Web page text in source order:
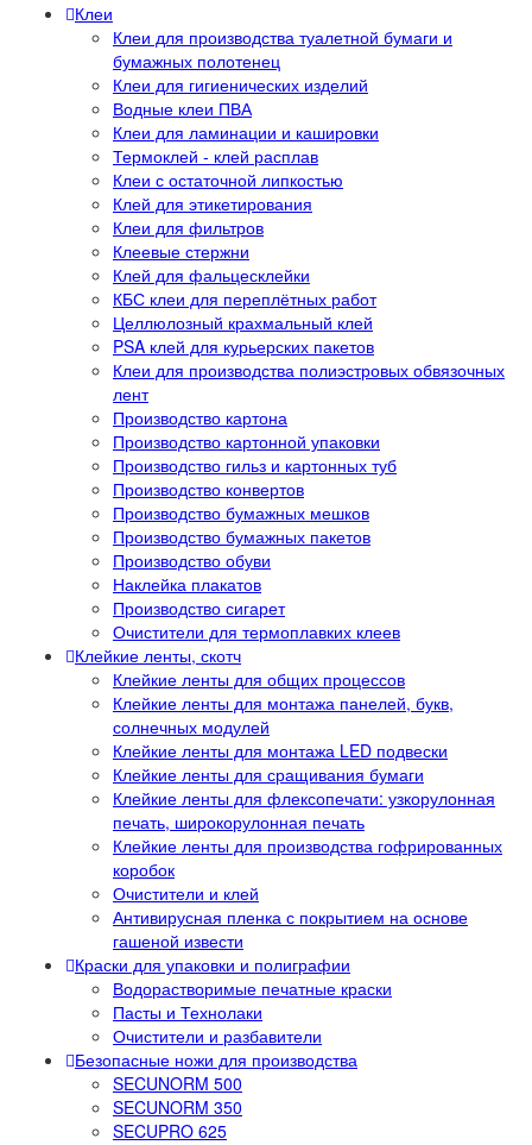
Клеи
Клеи для производства туалетной бумаги и
бумажных полотенец
Клеи для гигиенических изделий
Водные клеи ПВА
Клеи для ламинации и кашировки
Термоклей - клей расплав
Клеи с остаточной липкостью
Клей для этикетирования
Клеи для фильтров
Клеевые стержни
Клей для фальцесклейки
КБС клеи для переплётных работ
Целлюлозный крахмальный клей
PSA клей для курьерских пакетов
Клеи для производства полиэстровых обвязочных
лент
Производство картона
Производство картонной упаковки
Производство гильз и картонных туб
Производство конвертов
Производство бумажных мешков
Производство бумажных пакетов
Производство обуви
Наклейка плакатов
Производство сигарет
Очистители для термоплавких клеев
Клейкие ленты, скотч
Клейкие ленты для общих процессов
Клейкие ленты для монтажа панелей, букв,
солнечных модулей
Клейкие ленты для монтажа LED подвески
Клейкие ленты для сращивания бумаги
Клейкие ленты для флексопечати: узкорулонная
печать, широкорулонная печать
Клейкие ленты для производства гофрированных
коробок
Очистители и клей
Антивирусная пленка с покрытием на основе
гашеной извести
Краски для упаковки и полиграфии
Водорастворимые печатные краски
Пасты и Технолаки
Очистители и разбавители
Безопасные ножи для производства
SECUNORM 500
SECUNORM 350
SECUPRO 625